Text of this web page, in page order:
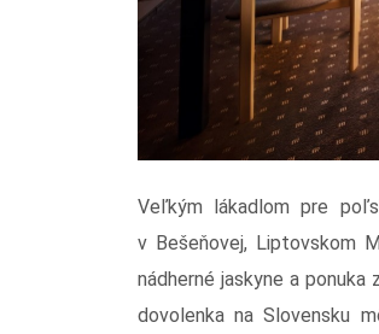
Veľkým lákadlom pre
v Bešeňovej, Liptovskom
nádherné jaskyne a
dovolenka na Slovensku